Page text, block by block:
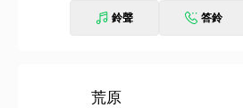
鈴聲 答鈴
荒原